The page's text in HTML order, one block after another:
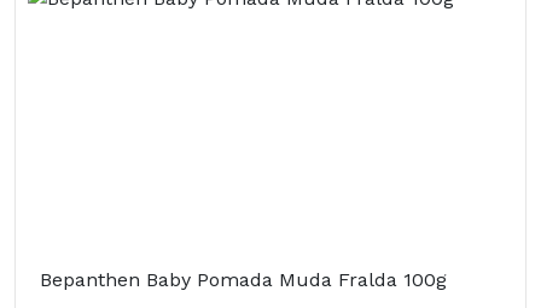
Bepanthen Baby Pomada Muda Fralda 100g